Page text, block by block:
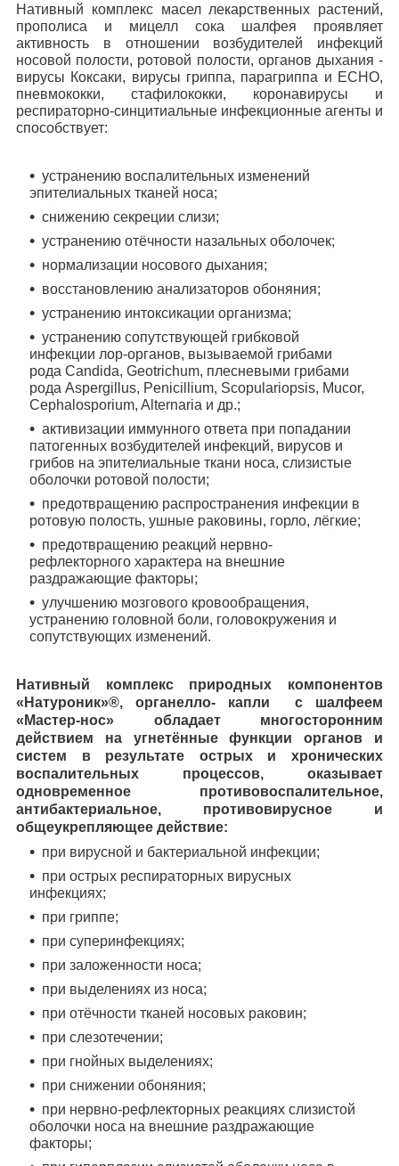
Нативный комплекс масел лекарственных растений,
прополиса и мицелл сока шалфея проявляет
активность в отношении возбудителей инфекций
носовой полости, ротовой полости, органов дыхания -
вирусы Коксаки, вирусы гриппа, парагриппа и ЕСНО,
пневмококки, стафилококки, коронавирусы и
респираторно-синцитиальные инфекционные агенты и
способствует:
устранению воспалительных изменений
эпителиальных тканей носа;
снижению секреции слизи;
устранению отёчности назальных оболочек;
нормализации носового дыхания;
восстановлению анализаторов обоняния;
устранению интоксикации организма;
устранению сопутствующей грибковой
инфекции лор-органов, вызываемой грибами
рода Candida, Geotrichum, плесневыми грибами
рода Aspergillus, Penicillium, Scopulariopsis, Mucor,
Cephalosporium, Alternaria и др.;
активизации иммунного ответа при попадании
патогенных возбудителей инфекций, вирусов и
грибов на эпителиальные ткани носа, слизистые
оболочки ротовой полости;
предотвращению распространения инфекции в
ротовую полость, ушные раковины, горло, лёгкие;
предотвращению реакций нервно-
рефлекторного характера на внешние
раздражающие факторы;
улучшению мозгового кровообращения,
устранению головной боли, головокружения и
сопутствующих изменений.
Нативный комплекс природных компонентов
«Натуроник»®, органелло- капли с шалфеем
«Мастер-нос» обладает многосторонним
действием на угнетённые функции органов и
систем в результате острых и хронических
воспалительных процессов, оказывает
одновременное противовоспалительное,
антибактериальное, противовирусное и
общеукрепляющее действие:
при вирусной и бактериальной инфекции;
при острых респираторных вирусных
инфекциях;
при гриппе;
при суперинфекциях;
при заложенности носа;
при выделениях из носа;
при отёчности тканей носовых раковин;
при слезотечении;
при гнойных выделениях;
при снижении обоняния;
при нервно-рефлекторных реакциях слизистой
оболочки носа на внешние раздражающие
факторы;